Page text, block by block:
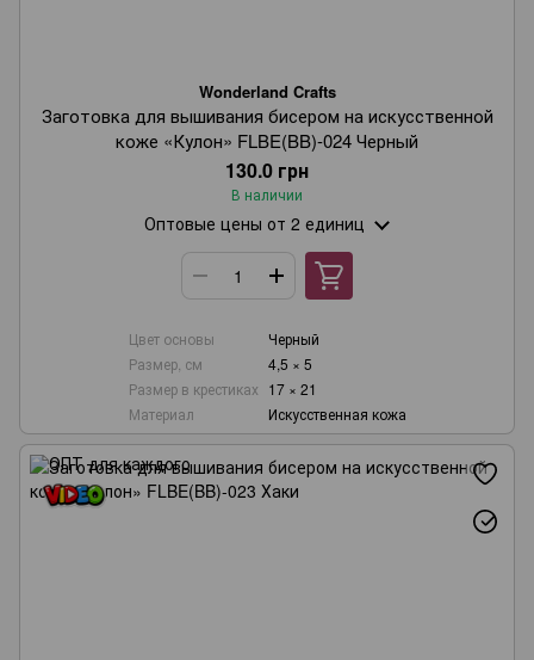
Wonderland Crafts
Заготовка для вышивания бисером на искусственной
коже «Кулон» FLBE(BB)-024 Черный
130.0 грн
В наличии
Оптовые цены от 2 единиц
Цвет основы
Черный
Размер, см
4,5 × 5
Размер в крестиках 17 × 21
Материал
Искусственная кожа